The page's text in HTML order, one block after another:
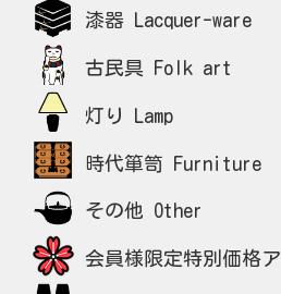
漆器 Lacquer-ware
古民具 Folk art
灯り Lamp
時代箪笥 Furniture
その他 Other
会員様限定特別価格